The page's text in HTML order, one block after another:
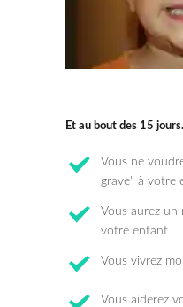
Et au bout des 15
Vous ne
grave" à votre
Vous aurez un
votre enfant
Vous vivrez
Vous aiderez